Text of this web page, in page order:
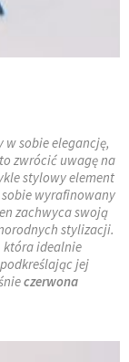
w sobie elegancję,
zwrócić uwagę na
stylowy element
wyrafinowany
zachwyca swoją
stylizacji.
która idealnie
jej
czerwona